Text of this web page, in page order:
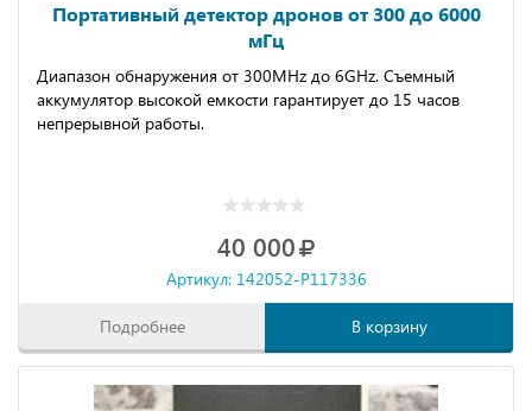
Портативный детектор дронов от 300 до 6000
мГц
Диапазон обнаружения от 300МНz до 6GНz. Съемный
аккумулятор высокой емкости гарантирует до 15 часов
непрерывной работы.
40 000
Артикул: 142052-P117336
Подробнее В корзину